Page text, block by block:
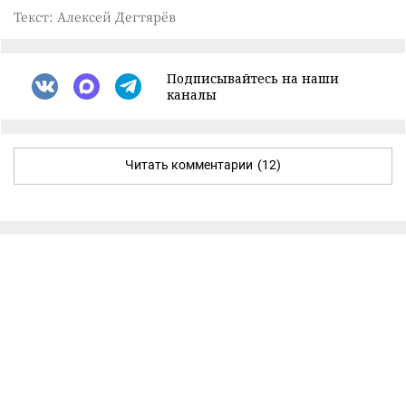
Текст: Алексей Дегтярёв
Подписывайтесь на наши
каналы
Читать комментарии (12)